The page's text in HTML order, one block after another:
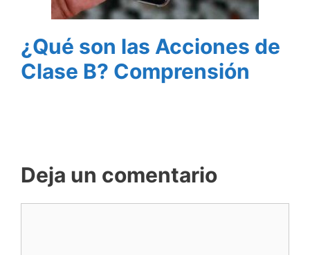
¿Qué son las Acciones de
Clase B? Comprensión
Deja un comentario